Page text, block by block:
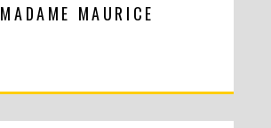
MADAME MAURICE